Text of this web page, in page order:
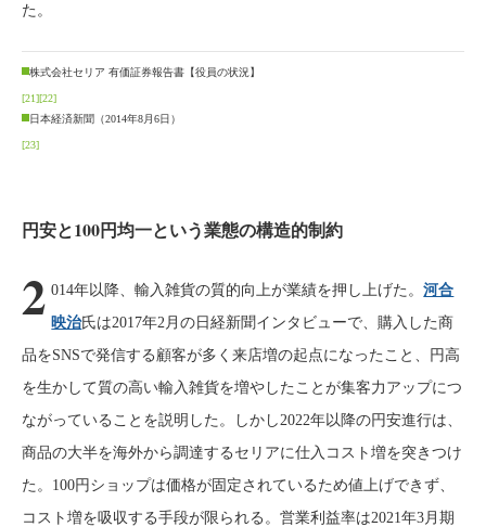
た。
株式会社セリア 有価証券報告書【役員の状況】
[21][22]
日本経済新聞（2014年8月6日）
[23]
円安と100円均一という業態の構造的制約
2 014年以降、輸入雑貨の質的向上が業績を押し上げた。河合
映治氏は2017年2月の日経新聞インタビューで、購入した商
品をSNSで発信する顧客が多く来店増の起点になったこと、円高
を生かして質の高い輸入雑貨を増やしたことが集客力アップにつ
ながっていることを説明した。しかし2022年以降の円安進行は、
商品の大半を海外から調達するセリアに仕入コスト増を突きつけ
た。100円ショップは価格が固定されているため値上げできず、
コスト増を吸収する手段が限られる。営業利益率は2021年3月期